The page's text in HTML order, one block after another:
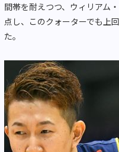
間帯を耐えつつ、ウィリアム
点し、このクォーターでも上
た。